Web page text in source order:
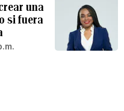
una
si fuera